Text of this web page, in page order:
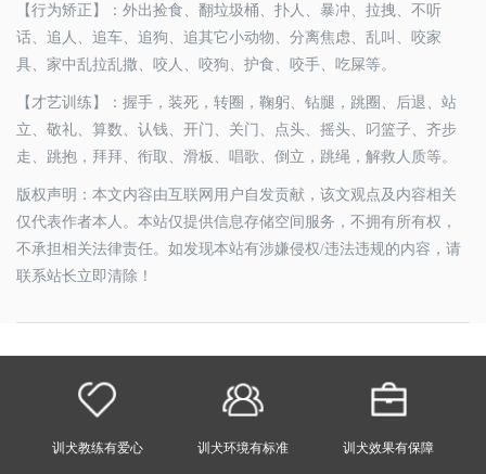
【行为矫正】：外出捡食、翻垃圾桶、扑人、暴冲、拉拽、不听
话、追人、追车、追狗、追其它小动物、分离焦虑、乱叫、咬家
具、家中乱拉乱撒、咬人、咬狗、护食、咬手、吃屎等。
【才艺训练】：握手，装死，转圈，鞠躬、钻腿，跳圈、后退、站
立、敬礼、算数、认钱、开门、关门、点头、摇头、叼篮子、齐步
走、跳抱，拜拜、衔取、滑板、唱歌、倒立，跳绳，解救人质等。
版权声明：本文内容由互联网用户自发贡献，该文观点及内容相关
仅代表作者本人。本站仅提供信息存储空间服务，不拥有所有权，
不承担相关法律责任。如发现本站有涉嫌侵权/违法违规的内容，请
联系站长立即清除！
训犬教练有爱心 训犬环境有标准 训犬效果有保障